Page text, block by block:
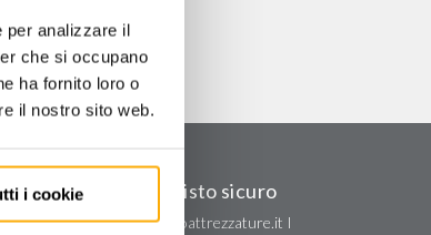
per analizzare il
che si occupano
ha fornito loro o
il nostro sito web.
i cookie Acquisto sicuro
Su autoattrezzature.it I